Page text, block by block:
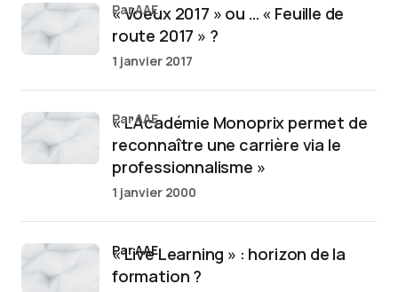
« Voeux 2017 » ou … « Feuille de
route 2017 » ?
par AAE
1 janvier 2017
« L’Académie Monoprix permet de
reconnaître une carrière via le
professionnalisme »
par AAE
1 janvier 2000
« Live Learning » : horizon de la
formation ?
par AAE